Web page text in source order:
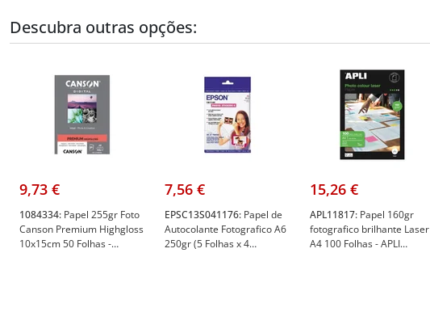
Descubra outras opções:
9,73 €
1084334: Papel 255gr Foto
Canson Premium Highgloss
10x15cm 50 Folhas -
7,56 €
EPSC13S041176: Papel de
Autocolante Fotografico A6
250gr (5 Folhas x 4
15,26 €
APL11817: Papel 160gr
fotografico brilhante Laser
A4 100 Folhas - APLI